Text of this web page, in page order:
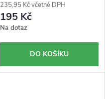
235,95 Kč včetně DPH
195 Kč
Na dotaz
DO KOŠÍKU